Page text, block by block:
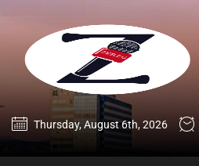
content
zereg.mn
Thursday, August 6th, 2026